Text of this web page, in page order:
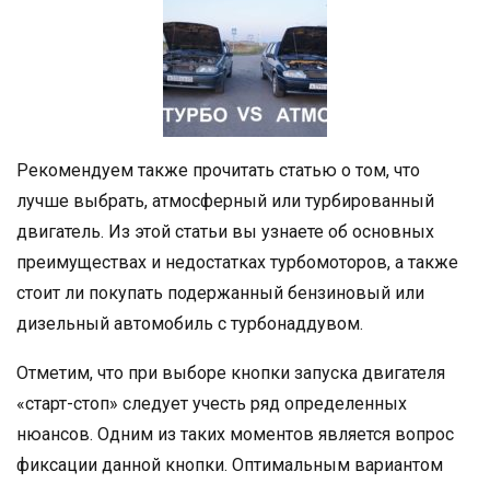
Рекомендуем также прочитать статью о том, что
лучше выбрать, атмосферный или турбированный
двигатель. Из этой статьи вы узнаете об основных
преимуществах и недостатках турбомоторов, а также
стоит ли покупать подержанный бензиновый или
дизельный автомобиль с турбонаддувом.
Отметим, что при выборе кнопки запуска двигателя
«старт-стоп» следует учесть ряд определенных
нюансов. Одним из таких моментов является вопрос
фиксации данной кнопки. Оптимальным вариантом